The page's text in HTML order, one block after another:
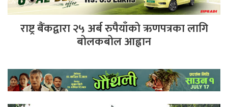
राष्ट्र बैंकद्वारा २५ अर्ब रुपैयाँको ऋणपत्रका लागि
बोलकबोल आह्वान